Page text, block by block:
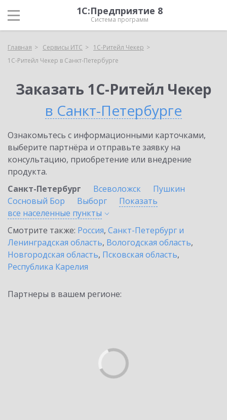
1С:Предприятие 8
Система программ
Главная Сервисы ИТС
1C-Ритейл Чекер
1C-Ритейл Чекер в Санкт-Петербурге
Заказать 1C-Ритейл Чекер
в Санкт-Петербурге
Ознакомьтесь с информационными карточками,
выберите партнёра и отправьте заявку на
консультацию, приобретение или внедрение
продукта.
Санкт-Петербург
Всеволожск
Пушкин
Сосновый Бор
Выборг
Показать
все населенные пункты
Смотрите также: Россия, Санкт-Петербург и
Ленинградская область, Вологодская область,
Новгородская область, Псковская область,
Республика Карелия
Партнеры в вашем регионе: